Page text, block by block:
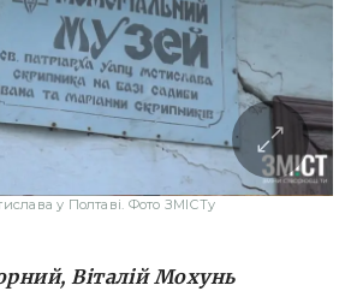
у Полтаві. Фото ЗМІСТу
Віталій Мохунь